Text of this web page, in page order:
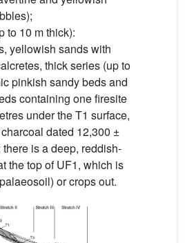
to 10 m thick):
yellowish sands with
thick series (up to
pinkish sandy beds and
containing one firesite
under the T1 surface,
dated 12,300 ±
is a deep, reddish-
the top of UF1, which is
or crops out.